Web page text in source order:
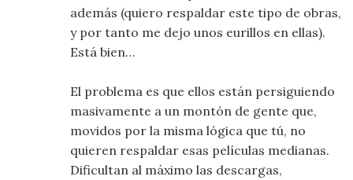
además (quiero respaldar este tipo de obras,
y por tanto me dejo unos eurillos en ellas).
Está bien…
El problema es que ellos están persiguiendo
masivamente a un montón de gente que,
movidos por la misma lógica que tú, no
quieren respaldar esas películas medianas.
Dificultan al máximo las descargas,